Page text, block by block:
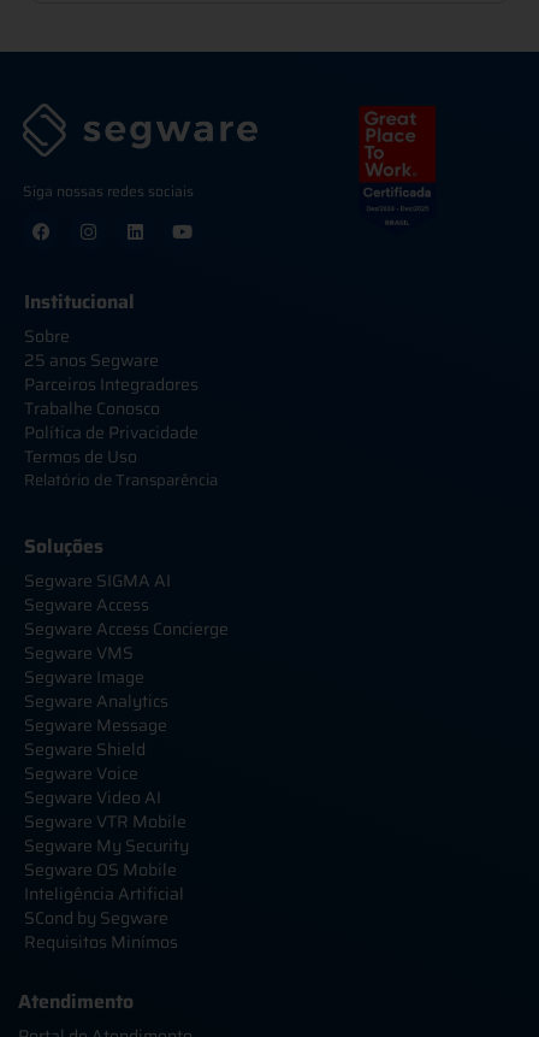
Siga nossas redes sociais
Institucional
Sobre
25 anos Segware
Parceiros Integradores
Trabalhe Conosco
Política de Privacidade
Termos de Uso
Relatório de Transparência
Soluções
Segware SIGMA AI
Segware Access
Segware Access Concierge
Segware VMS
Segware Image
Segware Analytics
Segware Message
Segware Shield
Segware Voice
Segware Video AI
Segware VTR Mobile
Segware My Security
Segware OS Mobile
Inteligência Artificial
SCond by Segware
Requisitos Minímos
Atendimento